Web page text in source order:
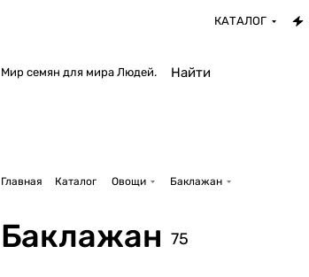
КАТАЛОГ
Мир семян для мира Людей.
Главная Каталог Овощи Баклажан
Баклажан 75